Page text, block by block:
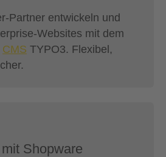
Partner entwickeln und
Websites mit dem
CMS TYPO3. Flexibel,
Shopware